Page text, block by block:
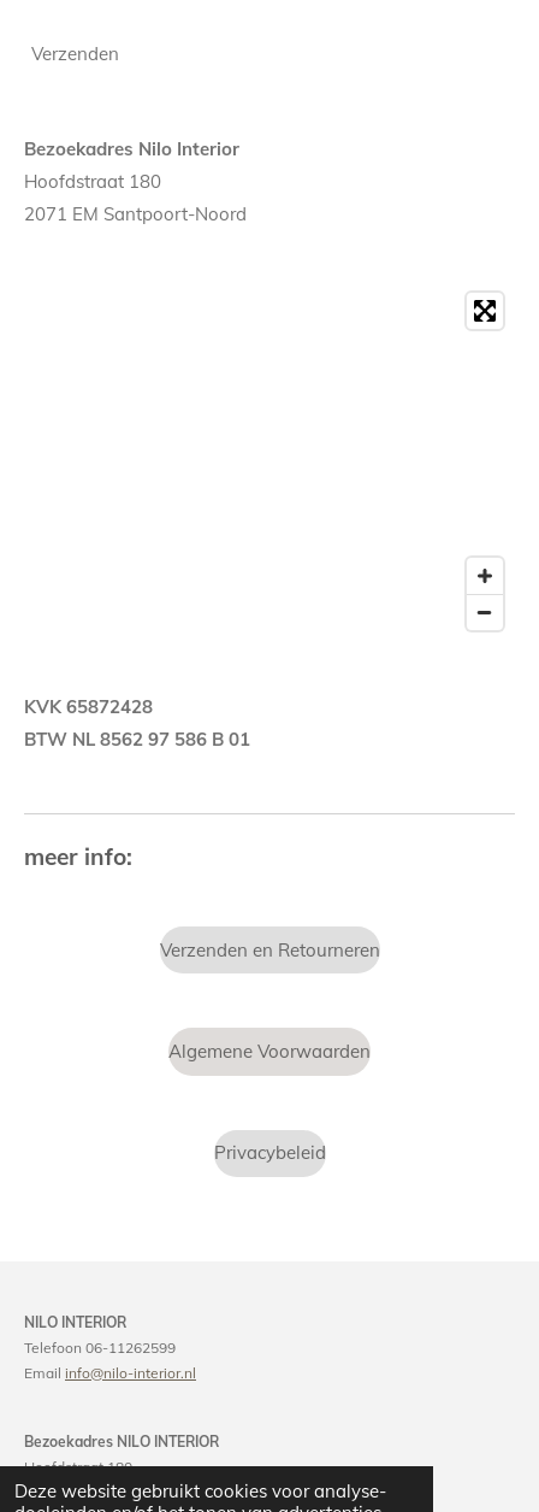
Deze website gebruikt cookies voor analyse-
Verzenden
Bezoekadres Nilo Interior
Hoofdstraat 180
2071 EM Santpoort-Noord
KVK 65872428
BTW NL 8562 97 586 B 01
meer info:
Verzenden en Retourneren
Algemene Voorwaarden
Privacybeleid
NILO INTERIOR
Telefoon 06-11262599
Email info@nilo-interior.nl
Bezoekadres NILO INTERIOR
Hoofdstraat 180
2071 EM Santpoort-Noord